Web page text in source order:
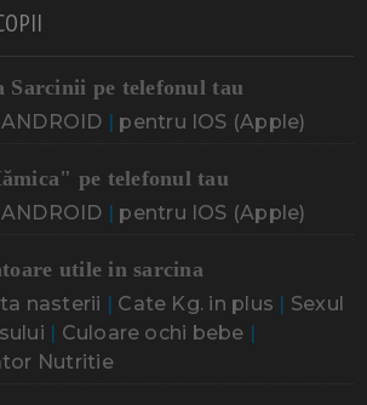
Sarcinii pe telefonul tau
| pentru IOS (Apple)
pe telefonul tau
| pentru IOS (Apple)
utile in sarcina
nasterii | Cate Kg. in plus | Sexul
| Culoare ochi bebe |
Nutritie